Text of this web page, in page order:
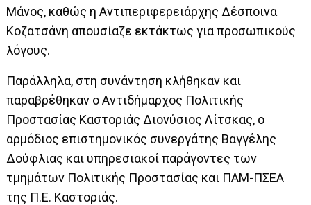
Μάνος, καθώς η Αντιπεριφερειάρχης Δέσποινα
Κοζατσάνη απουσίαζε εκτάκτως για προσωπικούς
λόγους.
Παράλληλα, στη συνάντηση κλήθηκαν και
παραβρέθηκαν ο Αντιδήμαρχος Πολιτικής
Προστασίας Καστοριάς Διονύσιος Λίτσκας, ο
αρμόδιος επιστημονικός συνεργάτης Βαγγέλης
Δούφλιας και υπηρεσιακοί παράγοντες των
τμημάτων Πολιτικής Προστασίας και ΠΑΜ-ΠΣΕΑ
της Π.Ε. Καστοριάς.